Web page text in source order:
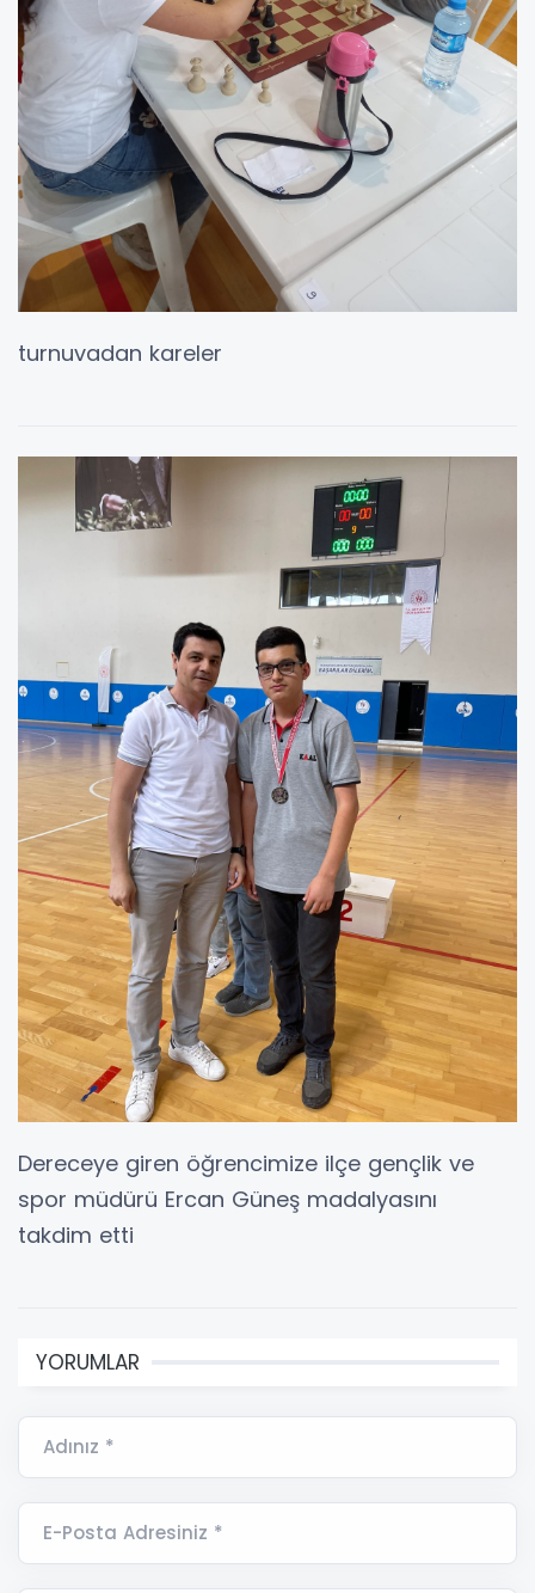
turnuvadan kareler
Dereceye giren öğrencimize ilçe gençlik ve
spor müdürü Ercan Güneş madalyasını
takdim etti
YORUMLAR
Adınız *
E-Posta Adresiniz *